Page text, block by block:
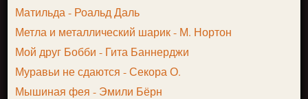
Матильда - Роальд Даль
Метла и металлический шарик - М. Нортон
Мой друг Бобби - Гита Баннерджи
Муравьи не сдаются - Секора О.
Мышиная фея - Эмили Бёрн